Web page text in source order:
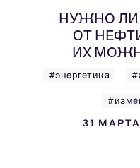
НУЖНО ЛИ
ОТ
ИХ
#энергетика
31